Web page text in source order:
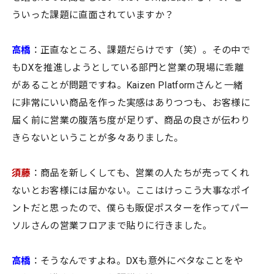
ういった課題に直面されていますか？
高橋 ：正直なところ、課題だらけです（笑）。その中で
もDXを推進しようとしている部門と営業の現場に乖離
があることが問題ですね。Kaizen Platformさんと一緒
に非常にいい商品を作った実感はありつつも、お客様に
届く前に営業の腹落ち度が足りず、商品の良さが伝わり
きらないということが多々ありました。
須藤 ：商品を新しくしても、営業の人たちが売ってくれ
ないとお客様には届かない。ここはけっこう大事なポイ
ントだと思ったので、僕らも販促ポスターを作ってパー
ソルさんの営業フロアまで貼りに行きました。
高橋 ：そうなんですよね。DXも意外にベタなことをや